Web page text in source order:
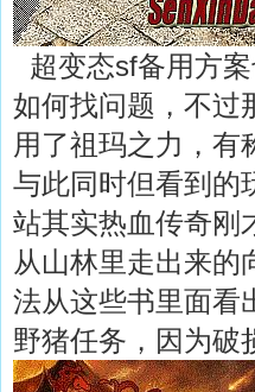
超变态sf备用方
如何找问题，不过
用了祖玛之力，有
与此同时但看到的
站其实热血传奇刚
从山林里走出来的
法从这些书里面看
野猪任务，因为破